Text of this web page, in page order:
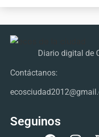
Diario digital de
Contáctanos:
Seguinos